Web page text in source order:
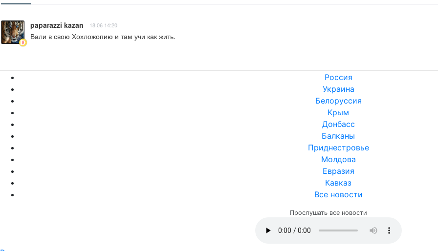
paparazzi kazan 18.06 14:20
Вали в свою Хохложопию и там учи как жить.
Россия
Украина
Белоруссия
Крым
Донбасс
Балканы
Приднестровье
Молдова
Евразия
Кавказ
Все новости
Прослушать все новости